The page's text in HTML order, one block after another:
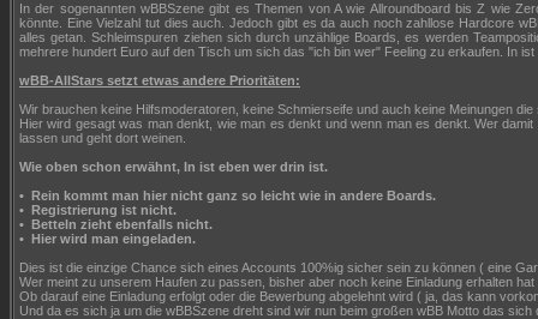
In der sogenannten wBBSzene gibt es Themen von A wie Allroundboard bis Z wie
könnte. Eine Vielzahl tut dies auch. Jedoch gibt es da auch noch zahllose Hardcore
alles getan. Schleimspuren ziehen sich durch unzählige Boards, es werden
mehrere hundert Euro auf den Tisch um sich das "ich bin wer" Feeling zu erkaufen. In
wBB-AllStars setzt etwas andere Prioritäten:
Wir brauchen keine Hilfsmoderatoren, keine Schmierseife und auch keine Meinungen
Hier wird gesagt was man denkt, wie man es denkt und wenn man es denkt. Wer
lassen und geht dort weinen.
Wie oben schon erwähnt, In ist eben wer drin ist.
• Rein kommt man hier nicht ganz so leicht wie in andere Boards.
• Registrierung ist nicht.
• Betteln zieht ebenfalls nicht.
• Hier wird man eingeladen.
Dies ist die einzige Chance sich eines Accounts 100%ig sicher sein zu können ( eine
Wer meint zu unserem Haufen zu passen, bisher aber noch keine Einladung erhalten
Ob darauf eine Einladung erfolgt oder die Bewerbung abgelehnt wird ( ja, das kann
Und da es sich ja um die wBBSzene dreht sind wir nun beim großen wBB Motto das